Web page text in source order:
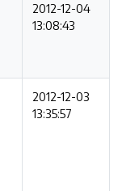
2012-12-04
13:08:43
2012-12-03
13:35:57